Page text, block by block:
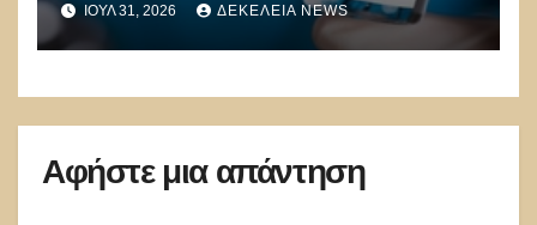
εγκλήματα με τον Covid
ΙΟΎΛ 31, 2026 ΔΕΚΈΛΕΙΑ NEWS
Αφήστε μια απάντηση